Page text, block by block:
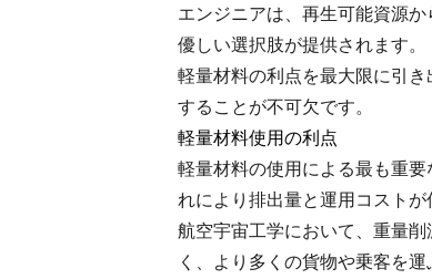
エンジニアは、再生可能資源
優しい選択肢が提供されます。
軽量材料の利点を最大限に引
することが不可欠です。
軽量材料使用の利点
軽量材料の使用による最も重
れにより排出量と運用コストが
航空宇宙工学において、重量
く、より多くの貨物や乗客を運